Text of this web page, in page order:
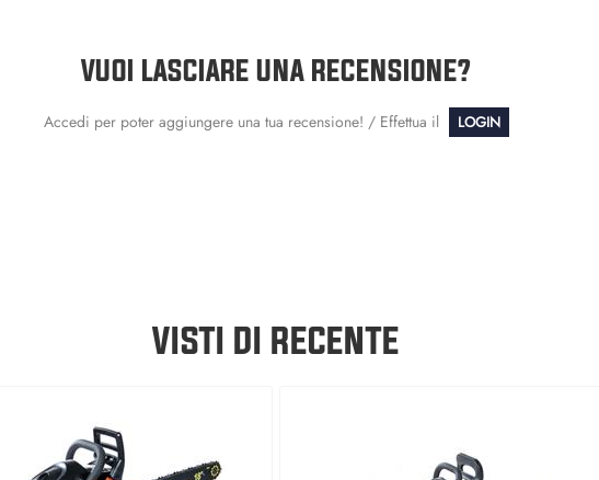
VUOI LASCIARE UNA RECENSIONE?
Accedi per poter aggiungere una tua recensione! / Effettua il LOGIN
VISTI DI RECENTE